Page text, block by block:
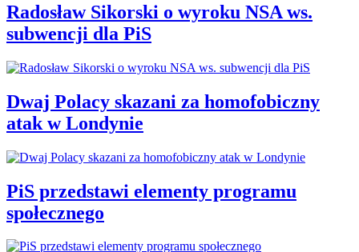
Radosław Sikorski o wyroku NSA ws.
subwencji dla PiS
Dwaj Polacy skazani za homofobiczny
atak w Londynie
PiS przedstawi elementy programu
społecznego